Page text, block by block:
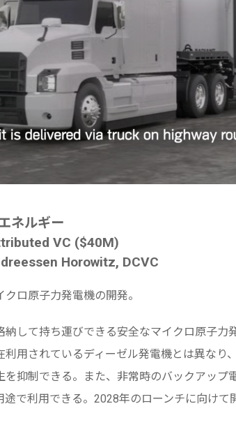
ネルギー
VC ($40M)
Horowitz, DCVC
ロ原子力発電機の開発。
納して持ち運びできる安全なマイクロ原子力
利用されているディーゼル発電機とは異なり
を抑制できる。また、非常時のバックアップ
で利用できる。2028年のローンチに向けて